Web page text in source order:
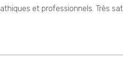
et professionnels. Très